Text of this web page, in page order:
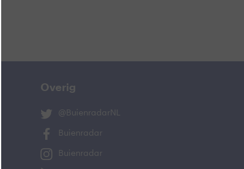
Overig
@BuienradarNL
Buienradar
Buienradar